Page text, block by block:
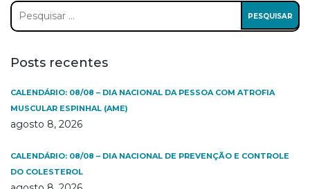
Pesquisar
por:
Posts recentes
CALENDÁRIO: 08/08 – DIA NACIONAL DA PESSOA COM ATROFIA
MUSCULAR ESPINHAL (AME)
agosto 8, 2026
CALENDÁRIO: 08/08 – DIA NACIONAL DE PREVENÇÃO E CONTROLE
DO COLESTEROL